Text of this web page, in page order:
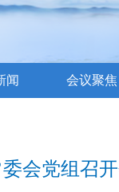
闻 会议聚焦
会党组召